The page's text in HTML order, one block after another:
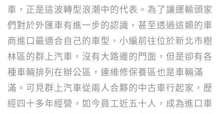
車，正是這波轉型浪潮中的代表。為了讓運輸頭家
們對於外匯車有進一步的認識，甚至透過這類的車
商進口最適合自己的車型，小編前往位於新北市樹
林區的群上汽車，沒有大路邊的門面，但是卻有各
種車輛排列在辦公區，連維修保養區也是車輛滿
滿。可見群上汽車從兩人合夥的中古車行起家，歷
經四十多年經營，如今員工近五十人，成為進口車